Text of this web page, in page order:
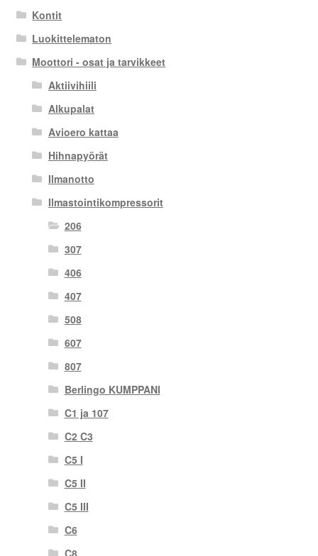
Kontit
Luokittelematon
Moottori - osat ja tarvikkeet
Aktiivihiili
Alkupalat
Avioero kattaa
Hihnapyörät
Ilmanotto
Ilmastointikompressorit
206
307
406
407
508
607
807
Berlingo KUMPPANI
C1 ja 107
C2 C3
C5 I
C5 II
C5 III
C6